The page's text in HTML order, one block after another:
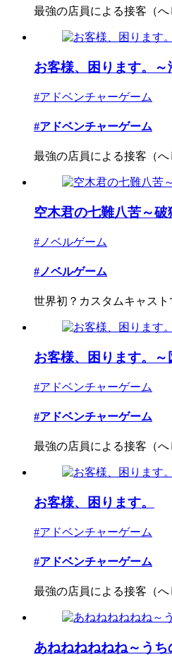
最強の店員による接客（
お客様、困ります。～
#アドベンチャーゲーム
#アドベンチャーゲーム
最強の店員による接客（
空木君の七難八苦～破
#ノベルゲーム
#ノベルゲーム
世界初？カスタムキャス
お客様、困ります。～
#アドベンチャーゲーム
#アドベンチャーゲーム
最強の店員による接客（
お客様、困ります。
#アドベンチャーゲーム
#アドベンチャーゲーム
最強の店員による接客（
あねねねねねね～う